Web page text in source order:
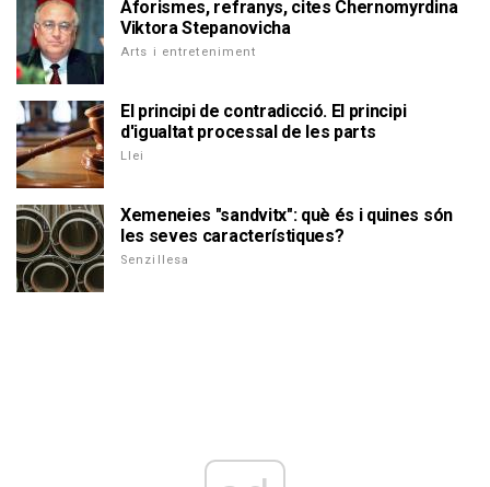
Aforismes, refranys, cites Chernomyrdina
Viktora Stepanovicha
Arts i entreteniment
El principi de contradicció. El principi
d'igualtat processal de les parts
Llei
Xemeneies "sandvitx": què és i quines són
les seves característiques?
Senzillesa